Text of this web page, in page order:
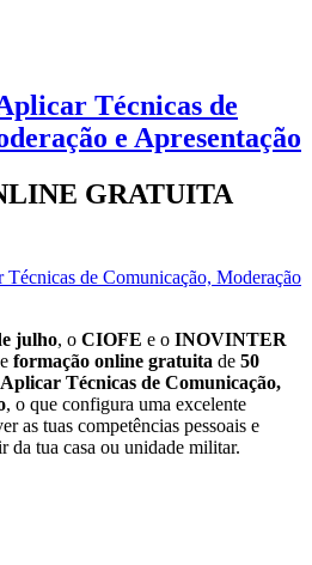
Técnicas de
e Apresentação
GRATUITA
julho, o CIOFE e o INOVINTER
formação online gratuita de 50
Aplicar Técnicas de Comunicação,
, o que configura uma excelente
as tuas competências pessoais e
da tua casa ou unidade militar.